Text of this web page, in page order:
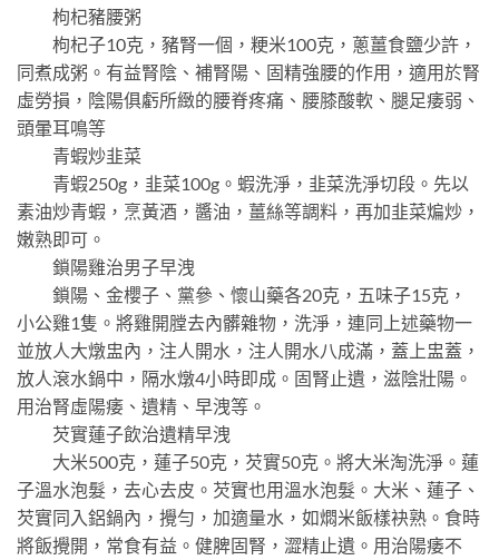
枸杞豬腰粥
枸杞子10克，豬腎一個，粳米100克，蔥薑食鹽少許，
同煮成粥。有益腎陰、補腎陽、固精強腰的作用，適用於腎
虛勞損，陰陽俱虧所緻的腰脊疼痛、腰膝酸軟、腿足痿弱、
頭暈耳鳴等
青蝦炒韭菜
青蝦250g，韭菜100g。蝦洗淨，韭菜洗淨切段。先以
素油炒青蝦，烹黃酒，醬油，薑絲等調料，再加韭菜煸炒，
嫩熟即可。
鎖陽雞治男子早洩
鎖陽、金櫻子、黨參、懷山藥各20克，五味子15克，
小公雞1隻。將雞開膛去內髒雜物，洗淨，連同上述藥物一
並放人大燉盅內，注人開水，注人開水八成滿，蓋上盅蓋，
放人滾水鍋中，隔水燉4小時即成。固腎止遺，滋陰壯陽。
用治腎虛陽痿、遺精、早洩等。
芡實蓮子飲治遺精早洩
大米500克，蓮子50克，芡實50克。將大米淘洗淨。蓮
子溫水泡髮，去心去皮。芡實也用溫水泡髮。大米、蓮子、
芡實同入鋁鍋內，攪勻，加適量水，如燜米飯樣袂熟。食時
將飯攪開，常食有益。健脾固腎，澀精止遺。用治陽痿不